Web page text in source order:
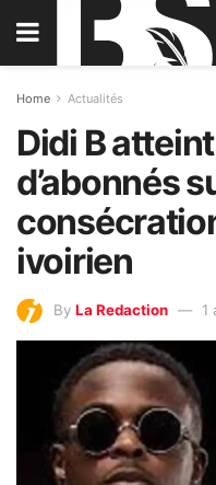
Home Actualités
Didi B
d’abonnés
ivoirien
By La Redaction 1